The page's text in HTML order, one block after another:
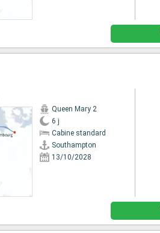
Queen Mary 2
6 j
Cabine standard
Southampton
13/10/2028